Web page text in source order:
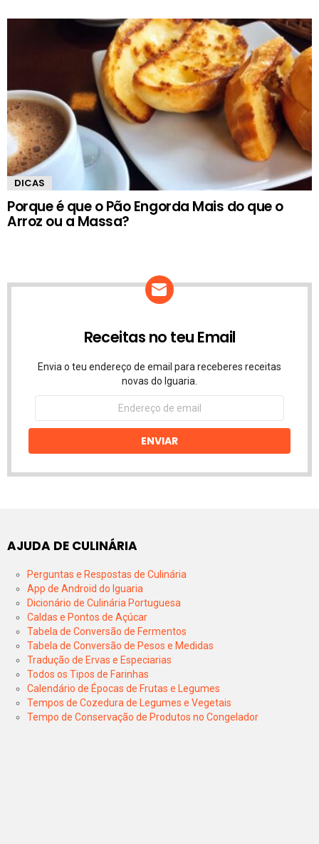
DICAS
Porque é que o Pão Engorda Mais do que o
Arroz ou a Massa?
Receitas no teu Email
Envia o teu endereço de email para receberes receitas
novas do Iguaria.
Endereço
email
ENVIAR
AJUDA DE CULINÁRIA
Perguntas e Respostas de Culinária
App de Android do Iguaria
Dicionário de Culinária Portuguesa
Caldas e Pontos de Açúcar
Tabela de Conversão de Fermentos
Tabela de Conversão de Pesos e Medidas
Tradução de Ervas e Especiarias
Todos os Tipos de Farinhas
Calendário de Épocas de Frutas e Legumes
Tempos de Cozedura de Legumes e Vegetais
Tempo de Conservação de Produtos no Congelador